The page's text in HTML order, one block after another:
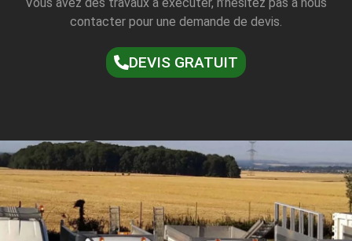
contacter pour une demande de devis.
DEVIS GRATUIT